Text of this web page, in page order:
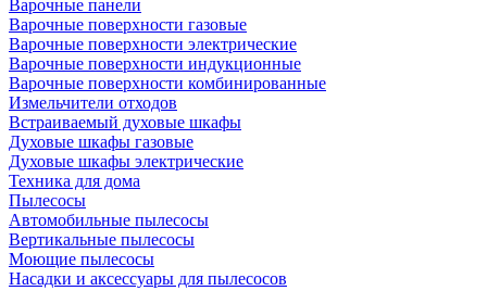
Варочные панели
Варочные поверхности газовые
Варочные поверхности электрические
Варочные поверхности индукционные
Варочные поверхности комбинированные
Измельчители отходов
Встраиваемый духовые шкафы
Духовые шкафы газовые
Духовые шкафы электрические
Техника для дома
Пылесосы
Автомобильные пылесосы
Вертикальные пылесосы
Моющие пылесосы
Насадки и аксессуары для пылесосов